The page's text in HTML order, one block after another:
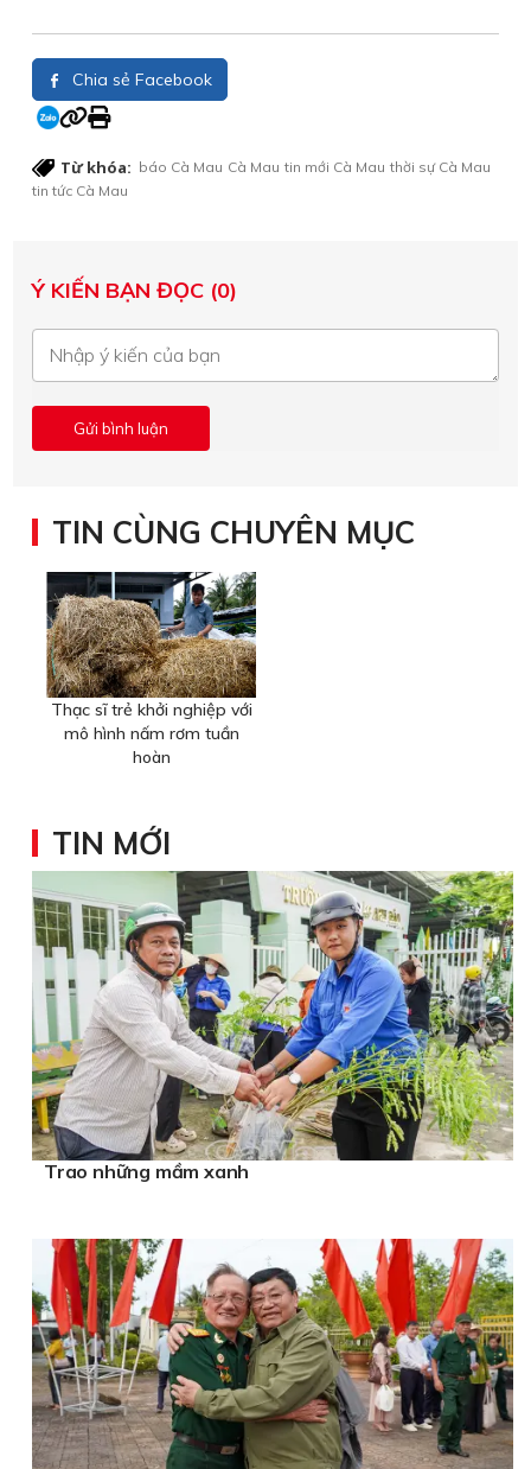
Chia sẻ Facebook
Từ khóa: báo Cà Mau Cà Mau tin mới Cà Mau thời sự Cà Mau
tin tức Cà Mau
Ý KIẾN BẠN ĐỌC (0)
TIN CÙNG CHUYÊN MỤC
Thạc sĩ trẻ khởi nghiệp với
mô hình nấm rơm tuần
hoàn
TIN MỚI
Trao những mầm xanh